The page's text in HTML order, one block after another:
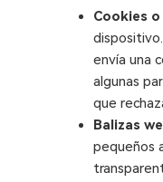
Cookies
envía una
algunas
que
Balizas
pequeños